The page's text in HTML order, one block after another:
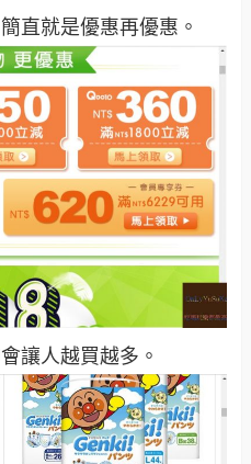
直就是優惠再優惠 。
讓人越買越多 。